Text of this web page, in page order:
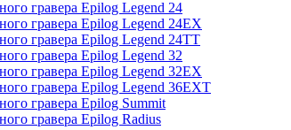
гравера Epilog Legend 24
гравера Epilog Legend 24EX
гравера Epilog Legend 24TT
гравера Epilog Legend 32
гравера Epilog Legend 32EX
гравера Epilog Legend 36EXT
гравера Epilog Summit
гравера Epilog Radius